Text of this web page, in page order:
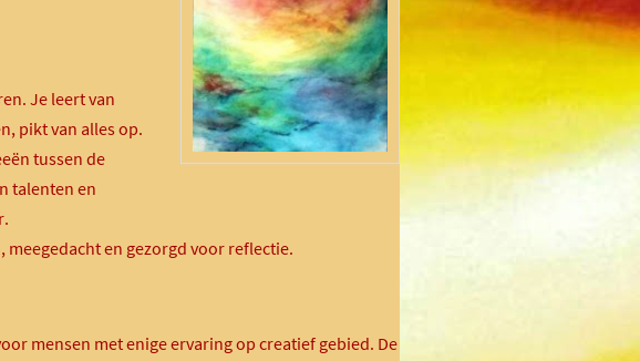
Je leert van
pikt van alles op.
tussen de
talenten en
meegedacht en gezorgd voor reflectie.
mensen met enige ervaring op creatief gebied. De